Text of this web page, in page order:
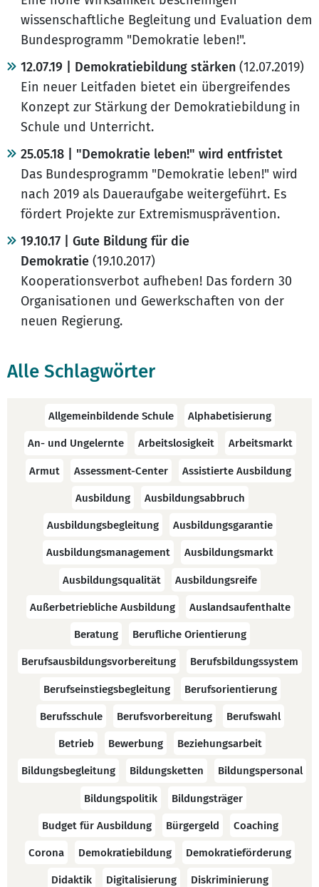
wissenschaftliche Begleitung und Evaluation dem
Bundesprogramm "Demokratie leben!".
12.07.19 | Demokratiebildung stärken (12.07.2019)
Ein neuer Leitfaden bietet ein übergreifendes
Konzept zur Stärkung der Demokratiebildung in
Schule und Unterricht.
25.05.18 | "Demokratie leben!" wird entfristet
Das Bundesprogramm "Demokratie leben!" wird
nach 2019 als Daueraufgabe weitergeführt. Es
fördert Projekte zur Extremismusprävention.
19.10.17 | Gute Bildung für die
Demokratie (19.10.2017)
Kooperationsverbot aufheben! Das fordern 30
Organisationen und Gewerkschaften von der
neuen Regierung.
Alle Schlagwörter
Allgemeinbildende Schule Alphabetisierung
An- und Ungelernte Arbeitslosigkeit Arbeitsmarkt
Armut Assessment-Center Assistierte Ausbildung
Ausbildung Ausbildungsabbruch
Ausbildungsbegleitung Ausbildungsgarantie
Ausbildungsmanagement Ausbildungsmarkt
Ausbildungsqualität Ausbildungsreife
Außerbetriebliche Ausbildung Auslandsaufenthalte
Beratung Berufliche Orientierung
Berufsausbildungsvorbereitung Berufsbildungssystem
Berufseinstiegsbegleitung Berufsorientierung
Berufsschule Berufsvorbereitung Berufswahl
Betrieb Bewerbung Beziehungsarbeit
Bildungsbegleitung Bildungsketten Bildungspersonal
Bildungspolitik Bildungsträger
Budget für Ausbildung Bürgergeld Coaching
Corona Demokratiebildung Demokratieförderung
Didaktik Digitalisierung Diskriminierung